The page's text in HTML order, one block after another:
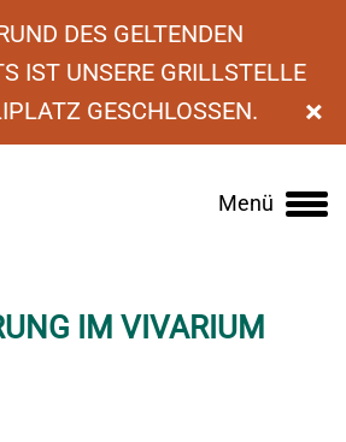
DES GELTENDEN
IST UNSERE GRILLSTELLE
GESCHLOSSEN.
×
Main
Menü
Abendführung im
IM VIVARIUM